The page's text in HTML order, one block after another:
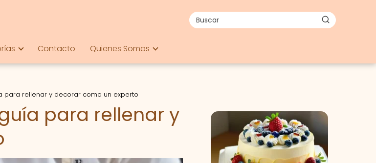
Contacto Quienes Somos
para rellenar y decorar como un experto
para rellenar y
Nuevo